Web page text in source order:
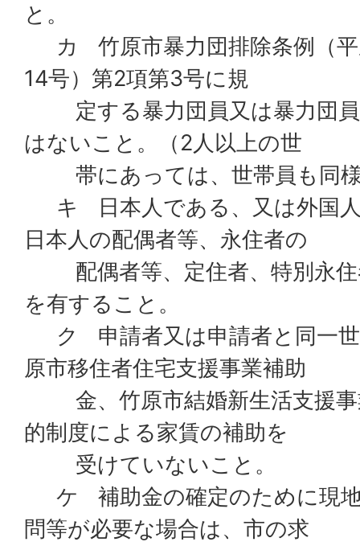
と。
カ 竹原市暴力団排除条例（平
14号）第2項第3号に規
定する暴力団員又は暴力団員
はないこと。（2人以上の世
帯にあっては、世帯員も同様
キ 日本人である、又は外国人
日本人の配偶者等、永住者の
配偶者等、定住者、特別永住
を有すること。
ク 申請者又は申請者と同一世
原市移住者住宅支援事業補助
金、竹原市結婚新生活支援事
的制度による家賃の補助を
受けていないこと。
ケ 補助金の確定のために現地
問等が必要な場合は、市の求